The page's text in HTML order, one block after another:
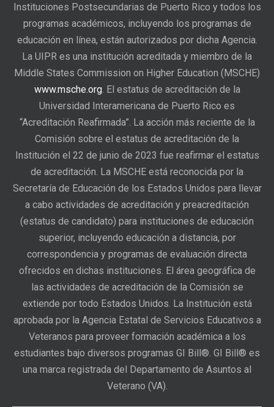
Instituciones Postsecundarias de Puerto Rico y todos los
programas académicos, incluyendo los programas de
educación en línea, están autorizados por dicha Agencia.
La UIPR es una institución acreditada y miembro de la
Middle States Commission on Higher Education (MSCHE)
www.msche.org. El estatus de acreditación de la
Universidad Interamericana de Puerto Rico es
“Acreditación Reafirmada”. La acción más reciente de la
Comisión sobre el estatus de acreditación de la
Institución el 22 de junio de 2023 fue reafirmar el estatus
de acreditación. La MSCHE está reconocida por la
Secretaría de Educación de los Estados Unidos para llevar
a cabo actividades de acreditación y preacreditación
(estatus de candidato) para instituciones de educación
superior, incluyendo educación a distancia, por
correspondencia y programas de evaluación directa
ofrecidos en dichas instituciones. El área geográfica de
las actividades de acreditación de la Comisión se
extiende por todo Estados Unidos. La Institución está
aprobada por la Agencia Estatal de Servicios Educativos a
Veteranos para proveer formación académica a los
estudiantes bajo diversos programas GI Bill®. GI Bill® es
una marca registrada del Departamento de Asuntos al
Veterano (VA).